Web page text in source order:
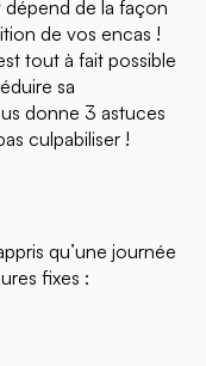
dépend de la façon
de vos encas !
tout à fait possible
sa
donne 3 astuces
culpabiliser !
qu’une journée
fixes :